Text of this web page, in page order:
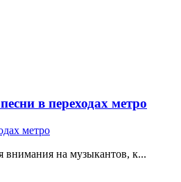
в переходах метро
внимания на музыкантов, к...